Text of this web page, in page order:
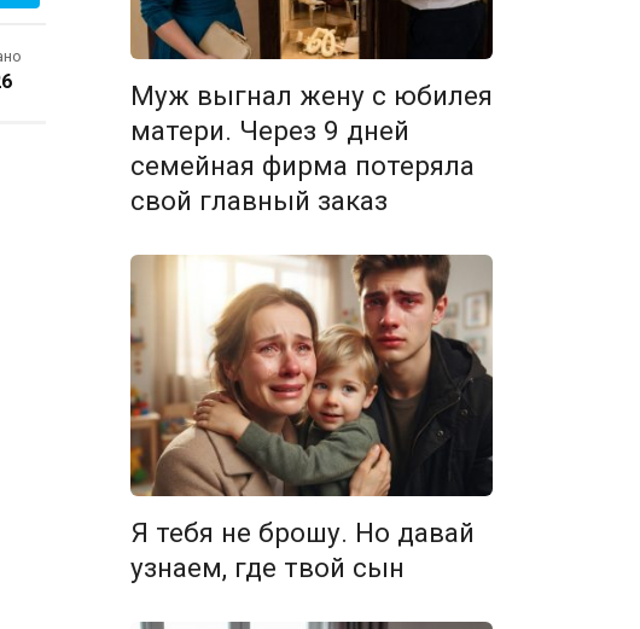
Муж выгнал жену с юбилея
матери. Через 9 дней
семейная фирма потеряла
свой главный заказ
Я тебя не брошу. Но давай
узнаем, где твой сын